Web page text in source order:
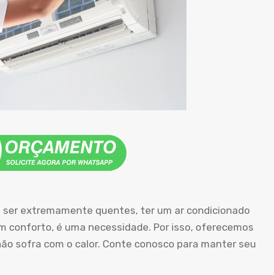
ser extremamente quentes, ter um ar condicionado
conforto, é uma necessidade. Por isso, oferecemos
sofra com o calor. Conte conosco para manter seu